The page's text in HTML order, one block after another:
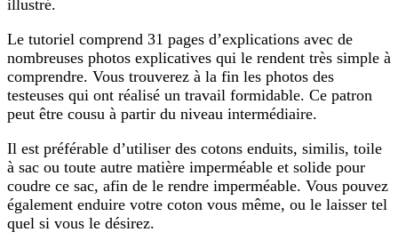
illustré.
Le tutoriel comprend 31 pages d’explications avec de
nombreuses photos explicatives qui le rendent très simple à
comprendre. Vous trouverez à la fin les photos des
testeuses qui ont réalisé un travail formidable. Ce patron
peut être cousu à partir du niveau intermédiaire.
Il est préférable d’utiliser des cotons enduits, similis, toile
à sac ou toute autre matière imperméable et solide pour
coudre ce sac, afin de le rendre imperméable. Vous pouvez
également enduire votre coton vous même, ou le laisser tel
quel si vous le désirez.